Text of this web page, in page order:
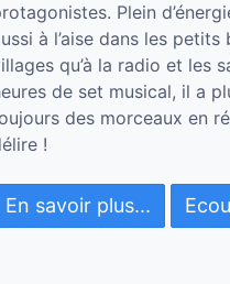
Plein
à l’aise dans les
qu’à la radio et les
de set musical, il a
des morceaux en
!
En savoir plus...